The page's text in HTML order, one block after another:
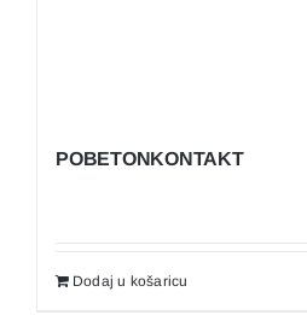
POBETONKONTAKT
Dodaj u košaricu